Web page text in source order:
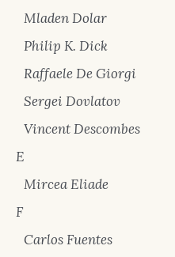
Mladen Dolar
Philip K. Dick
Raffaele De Giorgi
Sergei Dovlatov
Vincent Descombes
E
Mircea Eliade
F
Carlos Fuentes